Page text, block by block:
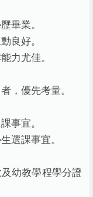
畢業。
良好。
力尤佳。
，優先考量。
事宜。
選課事宜。
幼教學程學分證